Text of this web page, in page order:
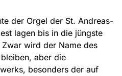
der Orgel der St. Andreas-
lagen bis in die jüngste
wird der Name des
aber die
besonders der auf